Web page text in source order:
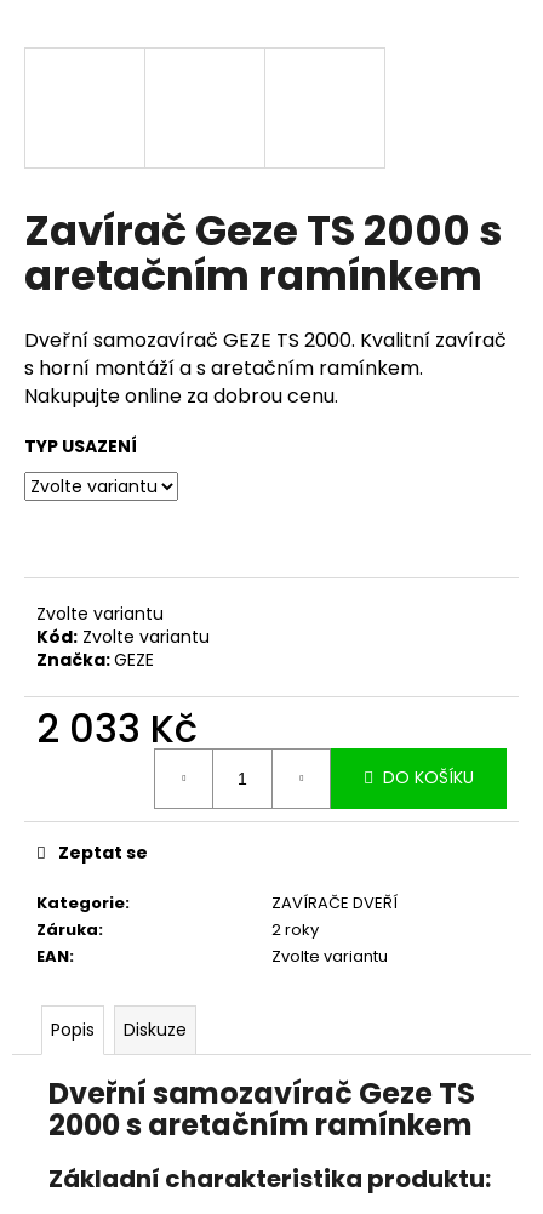
Zavírač Geze TS 2000 s
aretačním ramínkem
Dveřní samozavírač GEZE TS 2000. Kvalitní zavírač
s horní montáží a s aretačním ramínkem.
Nakupujte online za dobrou cenu.
TYP USAZENÍ
Zvolte variantu
Kód: Zvolte variantu
Značka:GEZE
2 033 Kč
DO KOŠÍKU
Kategorie:
ZAVÍRAČE DVEŘÍ
Záruka:
2 roky
EAN: Zvolte variantu
Zeptat se
Popis Diskuze
Dveřní samozavírač Geze TS
2000 s aretačním ramínkem
Základní charakteristika produktu:
j
?
HLEDAT
D
o
p
o
r
u
e
m